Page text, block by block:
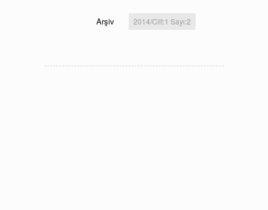
Arşiv 2014/Cilt:1 Sayı:2